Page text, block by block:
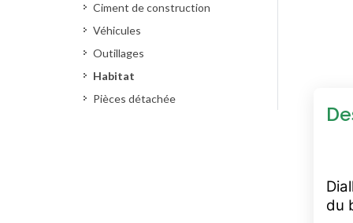
du
Ciment de construction
Véhicules
Outillages
Habitat
Pièces détachée